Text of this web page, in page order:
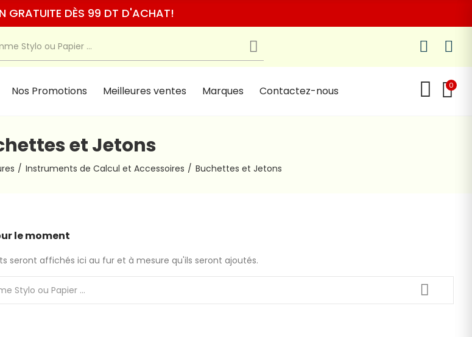
GRATUITE DÈS 99 DT D'ACHAT!
Nos Promotions Meilleures ventes Marques Contactez-nous 0
et Jetons
Instruments de Calcul et Accessoires Buchettes et Jetons
le moment
seront affichés ici au fur et à mesure qu'ils seront ajoutés.